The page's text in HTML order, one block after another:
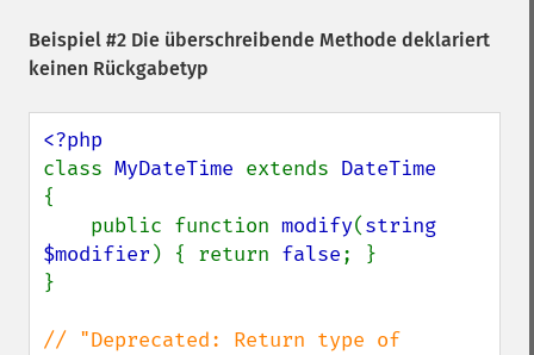
Beispiel #2 Die überschreibende Methode deklariert
keinen Rückgabetyp
class MyDateTime extends
{
    public function
modify(string
$modifier ) { return false; }
}
// "Deprecated: Return type of